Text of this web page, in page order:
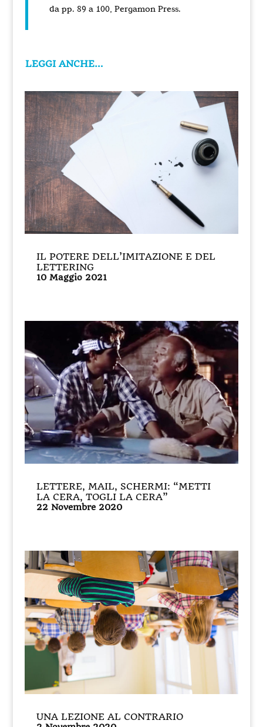
da pp. 89 a 100, Pergamon Press.
LEGGI ANCHE…
IL POTERE DELL’IMITAZIONE E DEL
LETTERING
10 Maggio 2021
LETTERE, MAIL, SCHERMI: “METTI
LA CERA, TOGLI LA CERA”
22 Novembre 2020
UNA LEZIONE AL CONTRARIO